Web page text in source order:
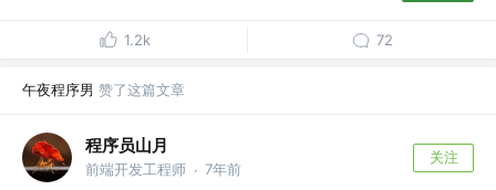
1.2k 72
午夜程序男 赞了这篇文章
程序员山月
前端开发工程师 · 7年前
关注